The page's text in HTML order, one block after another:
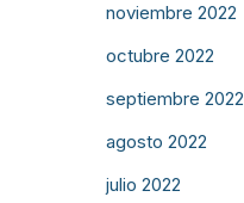
noviembre 2022
octubre 2022
septiembre 2022
agosto 2022
julio 2022